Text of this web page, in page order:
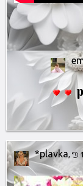
*plavka,